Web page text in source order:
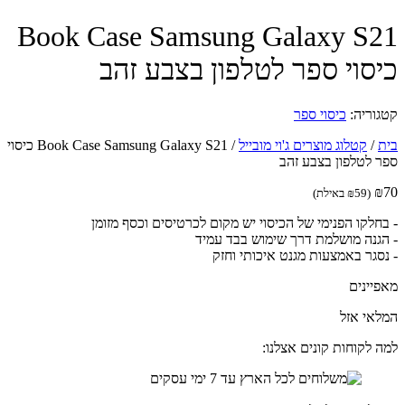
Book Case Samsung Galaxy
ספר לטלפון בצבע זהב
כיסוי ספר
/קטלוג מוצרים ג'וי מובייל/
Book Case Samsung Galaxy S21 כיסוי
לטלפון בצבע זהב
(
₪59 באילת)
הפנימי של הכיסוי יש מקום לכרטיסים וכסף מזומן
מושלמת דרך שימוש בבד עמיד
באמצעות מגנט איכותי וחזק
אזל
לקוחות קונים אצלנו: